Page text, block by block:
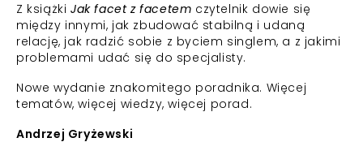
Z książki Jak facet z facetem czytelnik dowie się
między innymi, jak zbudować stabilną i udaną
relację, jak radzić sobie z byciem singlem, a z jakimi
problemami udać się do specjalisty.
Nowe wydanie znakomitego poradnika. Więcej
tematów, więcej wiedzy, więcej porad.
Andrzej Gryżewski